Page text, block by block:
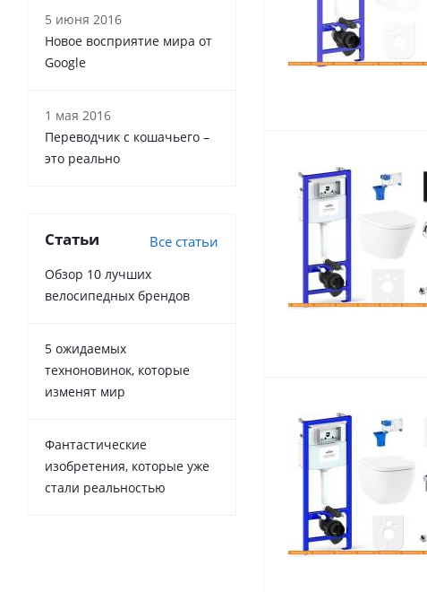
5 июня 2016
Новое восприятие мира от
Google
1 мая 2016
Переводчик с кошачьего –
это реально
Статьи Все статьи
Обзор 10 лучших
велосипедных брендов
5 ожидаемых
техноновинок, которые
изменят мир
Фантастические
изобретения, которые уже
стали реальностью